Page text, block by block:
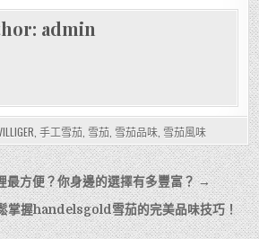
admin
手工雪茄, 雪茄, 雪茄品味, 雪茄風味
最方便？你身邊的選擇有多豐富？ →
掌握handelsgold雪茄的完美品味技巧！